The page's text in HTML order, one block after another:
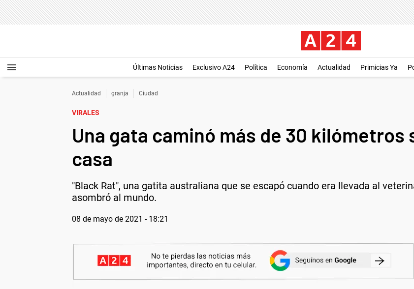
Últimas Noticias Exclusivo A24 Política Economía Actualidad Primicias Ya
Actualidad granja Ciudad
VIRALES
Una gata caminó más de 30 kilómetros
casa
"Black Rat", una gatita australiana que se escapó cuando era llevada al
asombró al mundo.
08 de mayo de 2021 - 18:21